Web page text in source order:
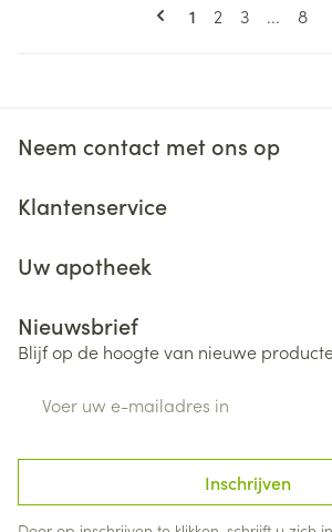
Pagina's
U lees momenteel
1 Pagina
2 Pagina
3 ... 8
Neem contact met ons op
Klantenservice
Uw apotheek
Nieuwsbrief
Blijf op de hoogte van nieuwe
Inschrijven